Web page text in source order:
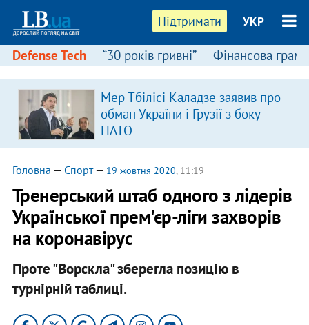
Підтримати УКР
Defense Tech “30 років гривні” Фінансова
Мер Тбілісі Каладзе заявив про
обман України і Грузії з боку
НАТО
Головна — Спорт— 19 жовтня 2020, 11:19
Тренерський штаб одного з лідерів
Української прем'єр-ліги захворів
на коронавірус
Проте "Ворскла" зберегла позицію в
турнірній таблиці.